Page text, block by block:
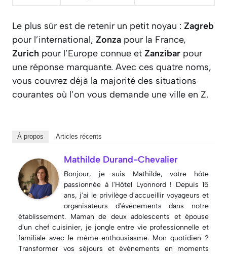
Le plus sûr est de retenir un petit noyau : Zagreb
pour l’international, Zonza pour la France,
Zurich pour l’Europe connue et Zanzibar pour
une réponse marquante. Avec ces quatre noms,
vous couvrez déjà la majorité des situations
courantes où l’on vous demande une ville en Z.
À propos Articles récents
Mathilde Durand-Chevalier
Bonjour, je suis Mathilde, votre hôte
passionnée à l'Hôtel Lyonnord ! Depuis 15
ans, j'ai le privilège d'accueillir voyageurs et
organisateurs d'événements dans notre
établissement. Maman de deux adolescents et épouse
d'un chef cuisinier, je jongle entre vie professionnelle et
familiale avec le même enthousiasme. Mon quotidien ?
Transformer vos séjours et événements en moments